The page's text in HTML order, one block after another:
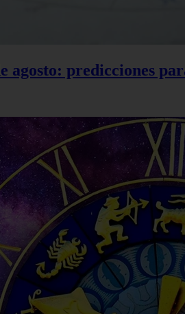
agosto: predicciones